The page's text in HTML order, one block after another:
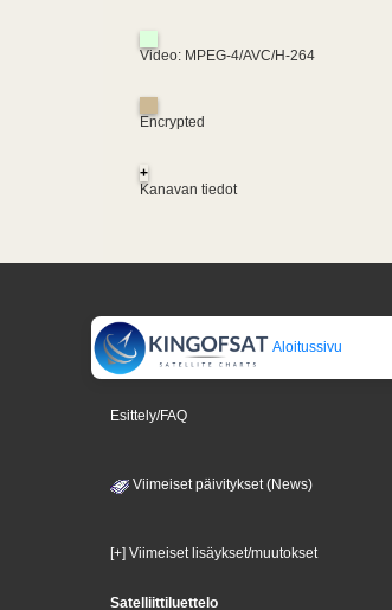
Video: MPEG-4/AVC/H-264
Encrypted
+
Kanavan tiedot
Aloitussivu
Esittely/FAQ
Viimeiset päivitykset (News)
[+] Viimeiset lisäykset/muutokset
Satelliittiluettelo